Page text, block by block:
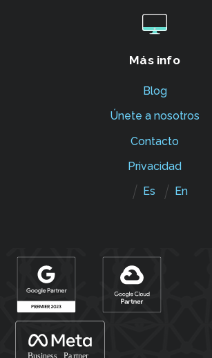
Más info
Blog
Únete a nosotros
Contacto
Privacidad
Es
En